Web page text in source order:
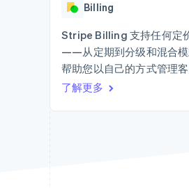
初创企业
Climate
碳移除
Billing
Stripe Billing 支持任何定
——从定期到分级和混合
帮助您以自己的方式管理客
了解更多